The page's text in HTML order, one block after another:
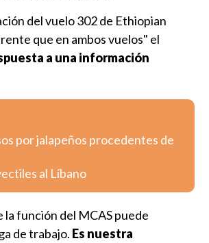
del vuelo 302 de Ethiopian
que en ambos vuelos" el
a una información
por jalapeños procedentes de
al Líbano
la función del MCAS puede
de trabajo. Es nuestra